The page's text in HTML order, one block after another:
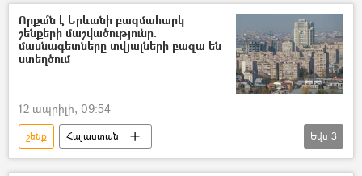
Սակագին
Լույս
Հայաստանի էլեկտրական ցանցեր (ՀԷՑ)
բաժանորդ
Երևան
Որքա՞ն է Երևանի բազմահարկ
շենքերի մաշվածությունը.
մասնագետները տվյալների բազա են
ստեղծում
12 ապրիլի, 09:54
շենք
Հայաստան
Ճարտարապետության և շինարարության Հայաստանի ազգային համալսարան
Եվս 3